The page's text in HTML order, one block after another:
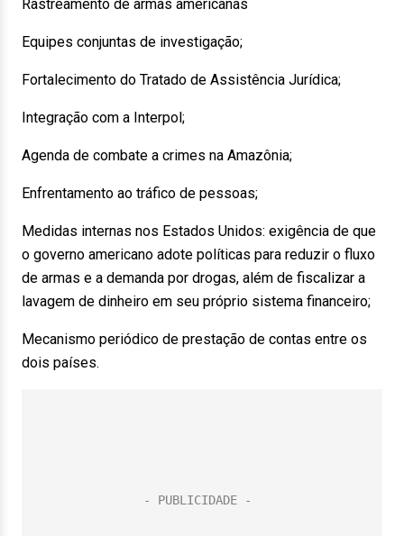
Rastreamento de armas americanas
Equipes conjuntas de investigação;
Fortalecimento do Tratado de Assistência Jurídica;
Integração com a Interpol;
Agenda de combate a crimes na Amazônia;
Enfrentamento ao tráfico de pessoas;
Medidas internas nos Estados Unidos: exigência de que
o governo americano adote políticas para reduzir o fluxo
de armas e a demanda por drogas, além de fiscalizar a
lavagem de dinheiro em seu próprio sistema financeiro;
Mecanismo periódico de prestação de contas entre os
dois países.